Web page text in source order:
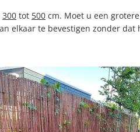
300 tot 500 cm. Moet u een
elkaar te bevestigen zonder